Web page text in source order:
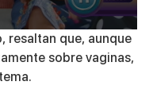
resaltan que, aunque
sobre vaginas,